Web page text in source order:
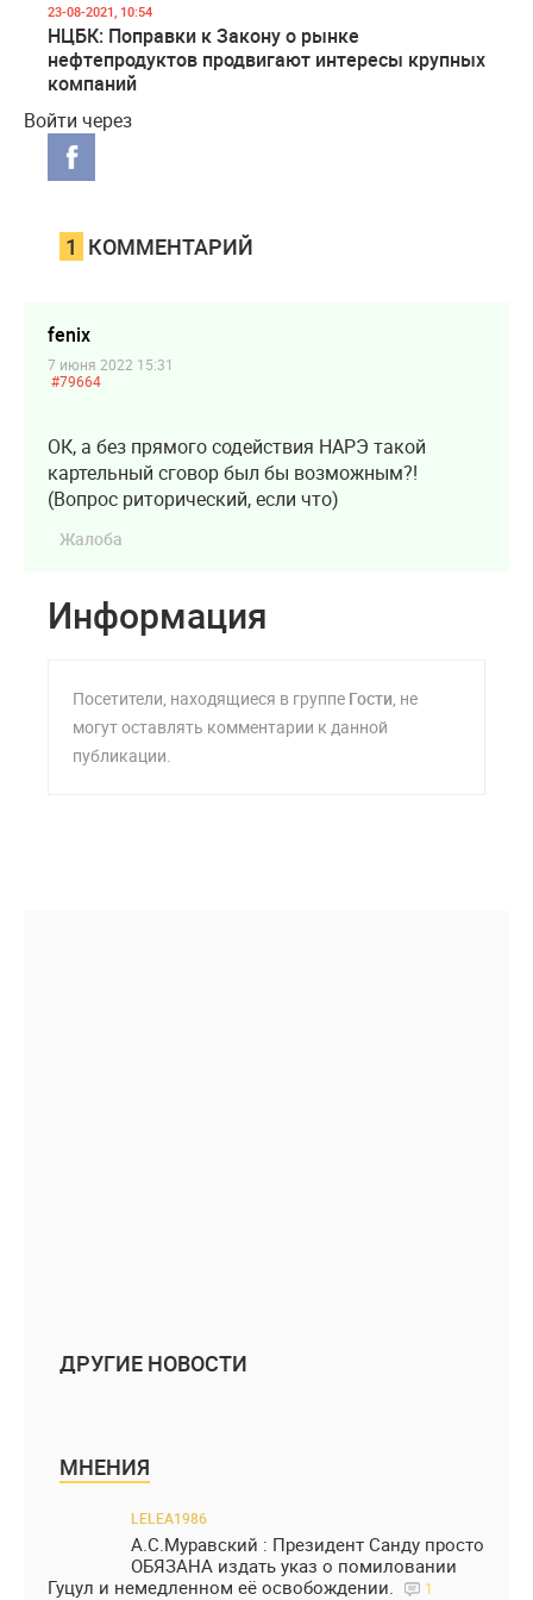
23-08-2021, 10:54
НЦБК: Поправки к Закону о рынке
нефтепродуктов продвигают интересы крупных
компаний
Войти через
1 КОММЕНТАРИЙ
fenix
7 июня 2022 15:31
#79664
ОК, а без прямого содействия НАРЭ такой
картельный сговор был бы возможным?!
(Вопрос риторический, если что)
Жалоба
Информация
Посетители, находящиеся в группе Гости, не
могут оставлять комментарии к данной
публикации.
ДРУГИЕ НОВОСТИ
МНЕНИЯ
LELEA1986
А.С.Муравский : Президент Санду просто
ОБЯЗАНА издать указ о помиловании
Гуцул и немедленном её освобождении.
1